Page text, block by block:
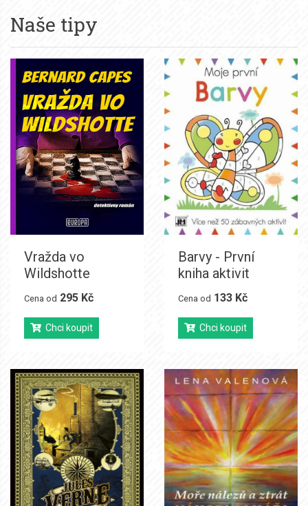
Naše tipy
Vražda vo
Wildshotte
Cena od 295 Kč
Chci koupit
Barvy - První
kniha aktivit
Cena od 133 Kč
Chci koupit